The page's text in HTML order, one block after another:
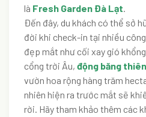
là Fresh Garden Đà Lạt.
Đến đây, du khách có thể sở
đời khi check-in tại nhiều
đẹp mắt như cối xay gió
cổng trời Âu,động băng
vườn hoa rộng hàng trăm
nhiên hiện ra trước mắt sẽ
rời. Hãy tham khảo thêm các